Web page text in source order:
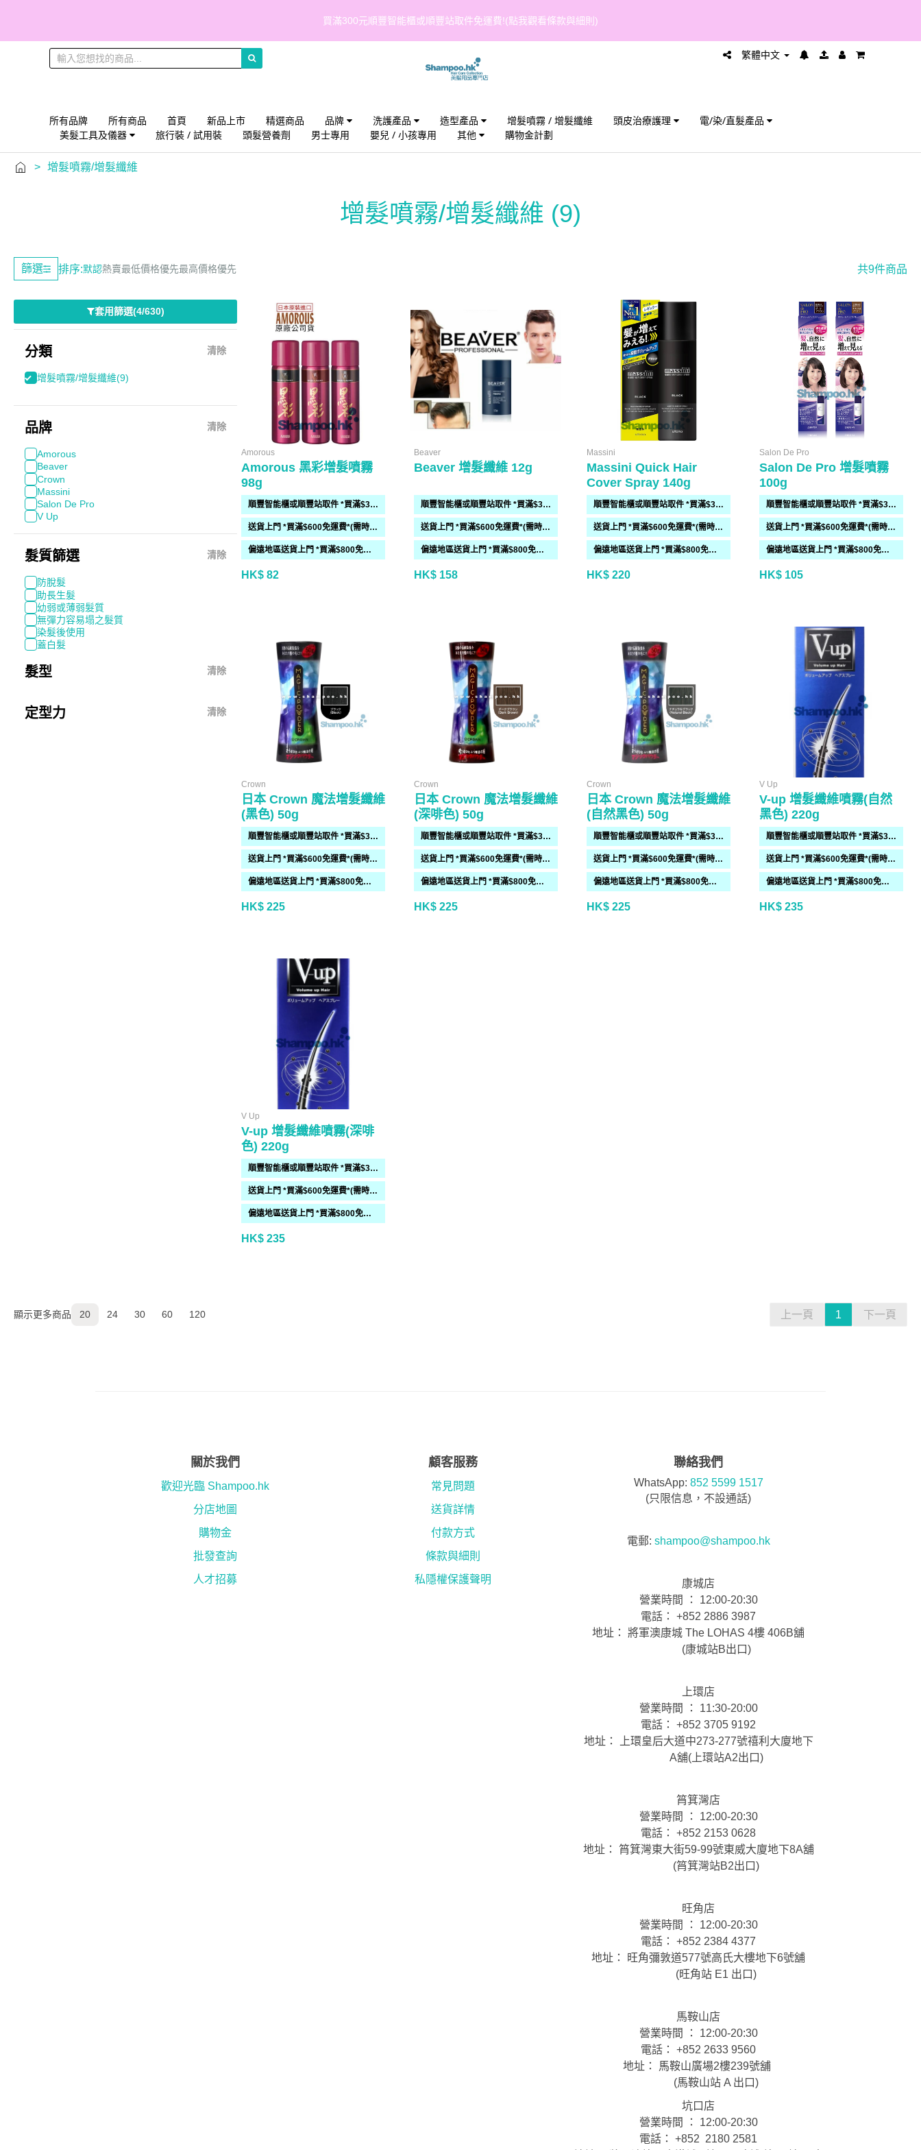
買滿300元順豐智能櫃或順豐站取件免運費!(點我觀看條款與細則)
繁體中文
所有品牌 所有商品 首頁 新品上市 精選商品 品牌 洗護產品 造型產品 增髮噴霧 / 增髮纖維 頭皮治療護理
電/染/直髮產品
美髮工具及儀器
旅行裝 / 試用裝 頭髮營養劑 男士專用 嬰兒 / 小孩專用 其他 購物金計劃
> 增髮噴霧/增髮纖維
增髮噴霧/增髮纖維 (9)
篩選 排序:默認熱賣最低價格優先最高價格優先 共9件商品
套用篩選(4/630)
分類 清除
增髮噴霧/增髮纖維(9)
品牌 清除
Amorous
Beaver
Crown
Massini
Salon De Pro
V Up
髮質篩選 清除
防脫髮
助長生髮
幼弱或薄弱髮質
無彈力容易塌之髮質
染髮後使用
蓋白髮
髮型 清除
定型力 清除
Amorous
Amorous 黑彩增髮噴霧
98g
順豐智能櫃或順豐站取件 *買滿$300免運費*
送貨上門 *買滿$600免運費*(需時 2-6過工作天)
偏遠地區送貨上門 *買滿$800免運費*(需時 2-6個工作天)
HK$ 82
Beaver
Beaver 增髮纖維 12g
順豐智能櫃或順豐站取件 *買滿$300免運費*
送貨上門 *買滿$600免運費*(需時 2-6過工作天)
偏遠地區送貨上門 *買滿$800免運費*(需時 2-6個工作天)
HK$ 158
Massini
Massini Quick Hair
Cover Spray 140g
順豐智能櫃或順豐站取件 *買滿$300免運費*
送貨上門 *買滿$600免運費*(需時 2-6過工作天)
偏遠地區送貨上門 *買滿$800免運費*(需時 2-6個工作天)
HK$ 220
Salon De Pro
Salon De Pro 增髮噴霧
100g
順豐智能櫃或順豐站取件 *買滿$300免運費*
送貨上門 *買滿$600免運費*(需時 2-6過工作天)
偏遠地區送貨上門 *買滿$800免運費*(需時 2-6個工作天)
HK$ 105
Crown
日本 Crown 魔法增髮纖維
(黑色) 50g
順豐智能櫃或順豐站取件 *買滿$300免運費*
送貨上門 *買滿$600免運費*(需時 2-6過工作天)
偏遠地區送貨上門 *買滿$800免運費*(需時 2-6個工作天)
HK$ 225
Crown
日本 Crown 魔法增髮纖維
(深啡色) 50g
順豐智能櫃或順豐站取件 *買滿$300免運費*
送貨上門 *買滿$600免運費*(需時 2-6過工作天)
偏遠地區送貨上門 *買滿$800免運費*(需時 2-6個工作天)
HK$ 225
Crown
日本 Crown 魔法增髮纖維
(自然黑色) 50g
順豐智能櫃或順豐站取件 *買滿$300免運費*
送貨上門 *買滿$600免運費*(需時 2-6過工作天)
偏遠地區送貨上門 *買滿$800免運費*(需時 2-6個工作天)
HK$ 225
V Up
V-up 增髮纖維噴霧(自然
黑色) 220g
順豐智能櫃或順豐站取件 *買滿$300免運費*
送貨上門 *買滿$600免運費*(需時 2-6過工作天)
偏遠地區送貨上門 *買滿$800免運費*(需時 2-6個工作天)
HK$ 235
V Up
V-up 增髮纖維噴霧(深啡
色) 220g
順豐智能櫃或順豐站取件 *買滿$300免運費*
送貨上門 *買滿$600免運費*(需時 2-6過工作天)
偏遠地區送貨上門 *買滿$800免運費*(需時 2-6個工作天)
HK$ 235
顯示更多商品 20 24 30 60 120 上一頁 1 下一頁
關於我們
歡迎光臨 Shampoo.hk
分店地圖
購物金
批發查詢
人才招募
顧客服務
常見問題
送貨詳情
付款方式
條款與細則
私隱權保護聲明
聯絡我們
WhatsApp: 852 5599 1517
(只限信息，不設通話)
電郵: shampoo@shampoo.hk
康城店
營業時間 ： 12:00-20:30
電話： +852 2886 3987
地址： 將軍澳康城 The LOHAS 4樓 406B舖
(康城站B出口)
上環店
營業時間 ： 11:30-20:00
電話： +852 3705 9192
地址： 上環皇后大道中273-277號禧利大廈地下
A舖(上環站A2出口)
筲箕灣店
營業時間 ： 12:00-20:30
電話： +852 2153 0628
地址： 筲箕灣東大街59-99號東威大廈地下8A舖
(筲箕灣站B2出口)
旺角店
營業時間 ： 12:00-20:30
電話： +852 2384 4377
地址： 旺角彌敦道577號高氏大樓地下6號舖
(旺角站 E1 出口)
馬鞍山店
營業時間 ： 12:00-20:30
電話： +852 2633 9560
地址： 馬鞍山廣場2樓239號舖
(馬鞍山站 A 出口)
坑口店
營業時間 ： 12:00-20:30
電話： +852 2180 2581